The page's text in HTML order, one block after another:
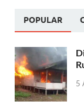
POPULAR
5